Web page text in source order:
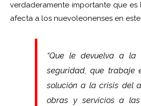
verdaderamente importante que
afecta a los nuevoleonenses en
“Que le devuelva a la
seguridad, que trabaje
solución a la crisis del
obras y servicios a las